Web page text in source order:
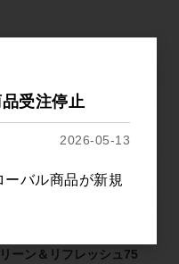
ーン＆リフレッシュ75
受注停止
2026-05-13
バル商品が新規